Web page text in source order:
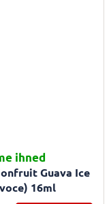
Guava Ice
16ml
ihned